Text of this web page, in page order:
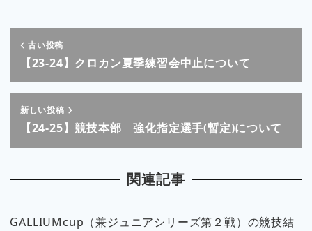
古い投稿
【23-24】クロカン夏季練習会中止について
新しい投稿
【24-25】競技本部 強化指定選手(暫定)について
関連記事
GALLIUMcup（兼ジュニアシリーズ第２戦）の競技結